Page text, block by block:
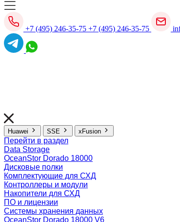
+7 (495) 246-35-75 +7 (495) 246-35-75
Huawei SSE xFusion
Перейти в раздел
Data Storage
OceanStor Dorado 18000
Дисковые полки
Комплектующие для СХД
Контроллеры и модули
Накопители для СХД
ПО и лицензии
Системы хранения данных
OceanStor Dorado 18000 V6